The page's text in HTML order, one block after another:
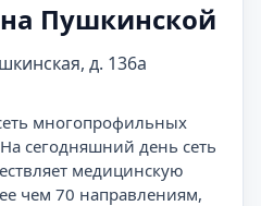
Пушкинской
д. 136а
многопрофильных
сегодняшний день сеть
медицинскую
чем 70 направлениям,